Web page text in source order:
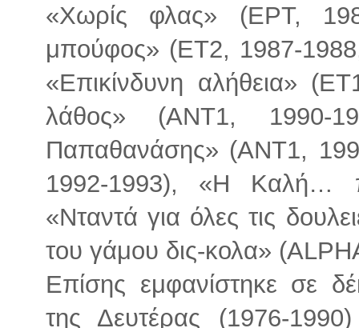
«Χωρίς φλας» (ΕΡΤ,
μπούφος» (ΕΤ2, 1987-
«Επικίνδυνη αλήθεια»
λάθος» (ΑΝΤ1, 1990-
Παπαθανάσης» (ΑΝΤ1,
1992-1993), «Η Καλή…
«Νταντά για όλες τις
του γάμου δις-κολα»
Επίσης εμφανίστηκε σε
της Δευτέρας (1976-